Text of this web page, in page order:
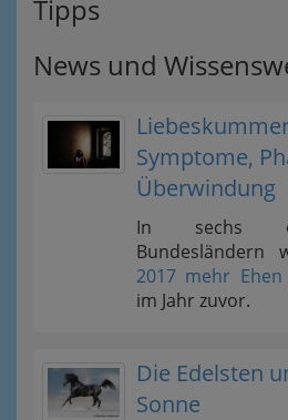
Tipps
News und
Symptome,
Überwindung
In sechs
Bundesländern
2017 mehr Ehen
im Jahr zuvor.
Die Edelsten
Sonne